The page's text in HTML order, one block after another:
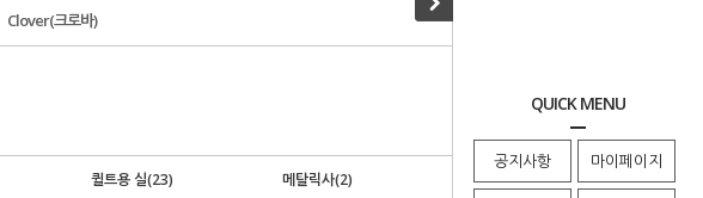
QUICK MENU
공지사항 마이페이지
Clover(크로바)
퀼트용 실(23) 메탈릭사(2)
DOME 특수사/구슬(217)